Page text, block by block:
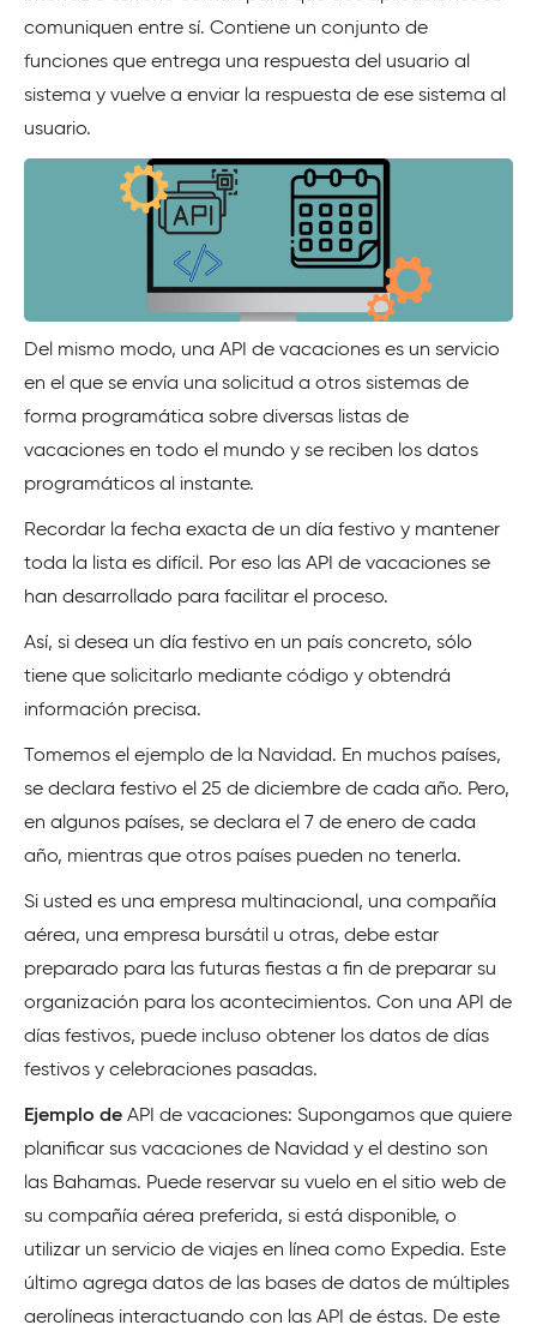
comuniquen entre sí. Contiene un conjunto de
funciones que entrega una respuesta del usuario al
sistema y vuelve a enviar la respuesta de ese sistema al
usuario.
Del mismo modo, una API de vacaciones es un servicio
en el que se envía una solicitud a otros sistemas de
forma programática sobre diversas listas de
vacaciones en todo el mundo y se reciben los datos
programáticos al instante.
Recordar la fecha exacta de un día festivo y mantener
toda la lista es difícil. Por eso las API de vacaciones se
han desarrollado para facilitar el proceso.
Así, si desea un día festivo en un país concreto, sólo
tiene que solicitarlo mediante código y obtendrá
información precisa.
Tomemos el ejemplo de la Navidad. En muchos países,
se declara festivo el 25 de diciembre de cada año. Pero,
en algunos países, se declara el 7 de enero de cada
año, mientras que otros países pueden no tenerla.
Si usted es una empresa multinacional, una compañía
aérea, una empresa bursátil u otras, debe estar
preparado para las futuras fiestas a fin de preparar su
organización para los acontecimientos. Con una API de
días festivos, puede incluso obtener los datos de días
festivos y celebraciones pasadas.
Ejemplo de API de vacaciones: Supongamos que quiere
planificar sus vacaciones de Navidad y el destino son
las Bahamas. Puede reservar su vuelo en el sitio web de
su compañía aérea preferida, si está disponible, o
utilizar un servicio de viajes en línea como Expedia. Este
último agrega datos de las bases de datos de múltiples
aerolíneas interactuando con las API de éstas. De este